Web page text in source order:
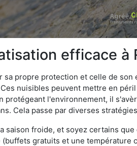
efficace à
sa propre protection et celle de
nuisibles peuvent mettre en
protégeant l'environnement, il
Cela passe par diverses
saison froide, et soyez certains
gratuits et une